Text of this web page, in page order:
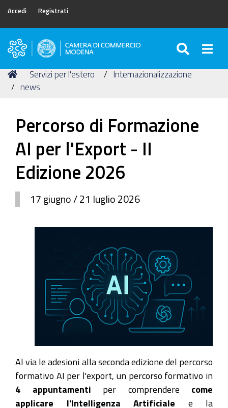
Accedi Registrati
Camera
Commercio
di
Tu
sei
Home
Servizi per l'estero
Internazionalizzazione
news
Percorso di Formazione
AI per l'Export - II
Edizione 2026
17 giugno / 21 luglio 2026
Al via le adesioni alla seconda edizione del percorso
formativo AI per l'export, un percorso formativo in
4 appuntamenti per comprendere come
applicare l'Intelligenza Artificiale e la